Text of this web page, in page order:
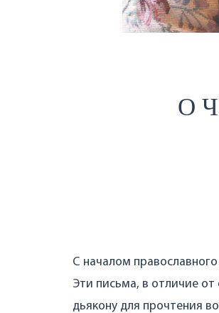
О
C началом
Эти письма, в отличие
дьякону для прочтения